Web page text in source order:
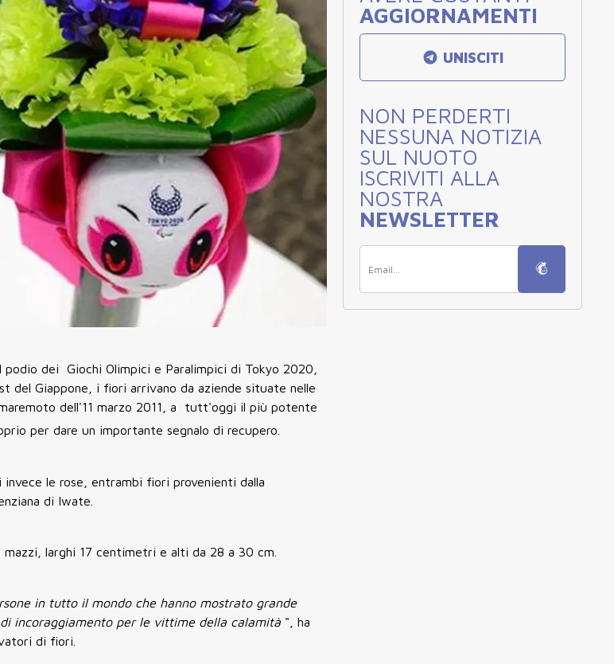
dei Giochi Olimpici e Paralimpici di Tokyo 2020,
del Giappone, i fiori arrivano da aziende situate nelle
dell'11 marzo 2011, a tutt'oggi il più potente
per dare un importante segnalo di recupero.
le rose, entrambi fiori provenienti dalla
di Iwate.
larghi 17 centimetri e alti da 28 a 30 cm.
in tutto il mondo che hanno mostrato grande
incoraggiamento per le vittime della calamità ", ha
di fiori.
AGGIORNAMENTI
UNISCITI
NON PERDERTI
NESSUNA NOTIZIA
SUL NUOTO
ISCRIVITI ALLA
NOSTRA
NEWSLETTER